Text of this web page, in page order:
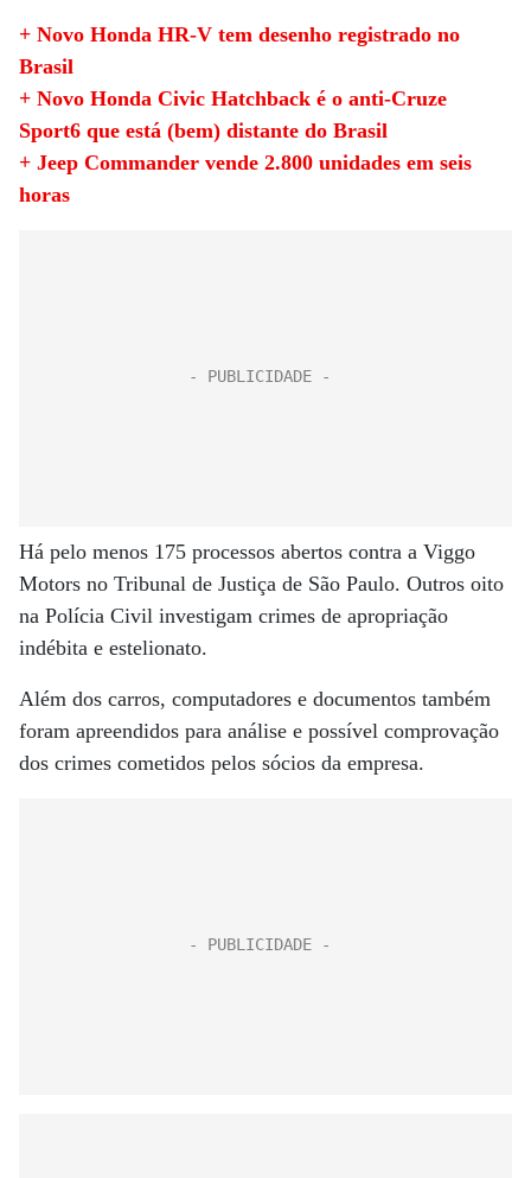
+ Novo Honda HR-V tem desenho registrado no
Brasil
+ Novo Honda Civic Hatchback é o anti-Cruze
Sport6 que está (bem) distante do Brasil
+ Jeep Commander vende 2.800 unidades em seis
horas
Há pelo menos 175 processos abertos contra a Viggo
Motors no Tribunal de Justiça de São Paulo. Outros oito
na Polícia Civil investigam crimes de apropriação
indébita e estelionato.
Além dos carros, computadores e documentos também
foram apreendidos para análise e possível comprovação
dos crimes cometidos pelos sócios da empresa.